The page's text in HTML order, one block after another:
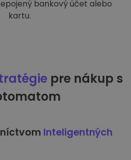
bankový účet alebo
kartu.
pre nákup s
Inteligentných